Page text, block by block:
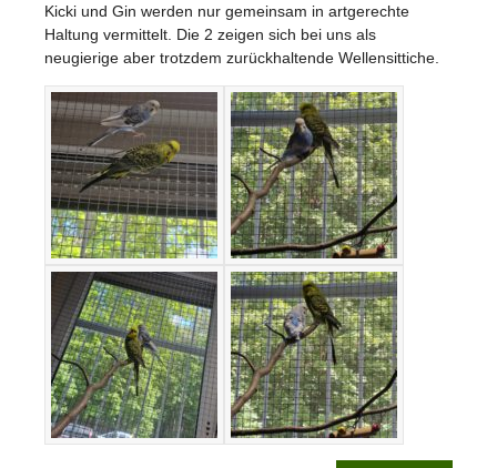
Kicki und Gin werden nur gemeinsam in artgerechte
Haltung vermittelt. Die 2 zeigen sich bei uns als
neugierige aber trotzdem zurückhaltende Wellensittiche.